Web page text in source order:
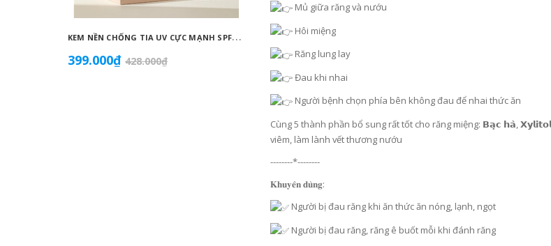
Mủ giữa răng và nướu
Hôi miệng
Răng lung lay
Đau khi nhai
Người bệnh chọn phía bên không đau để nhai thức ăn
Cùng 5 thành phần bổ sung rất tốt cho răng miệng: 𝗕𝗮̣𝗰 𝗵𝗮̀,
viêm, làm lành vết thương nướu
--------*--------
𝐊𝐡𝐮𝐲𝐞̂𝐧 𝐝𝐮̀𝐧𝐠:
Người bị đau răng khi ăn thức ăn nóng, lạnh, ngọt
Người bị đau răng, răng ê buốt mỗi khi đánh răng
K
EM NỀN CHỐNG TIA UV CỰC MẠNH SPF50+ PA++++, BÁM DÍNH CAO, KHÔNG VÓN CỤC, DƯỠNG ẨM VÀ DƯỠNG TRẮNG DA HOÀN HẢO NO.23 (MÀU BEIGE) - ATOMY BB ABSOLUTE 23 - 애터미 앱솔루트 BB - АТОМИ АБСОЛЮТ BB №23
399.000₫ 428.000₫
855.000₫